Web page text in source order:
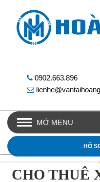
0902.663.896
MỞ MENU
HỒ
CHO THUÊ